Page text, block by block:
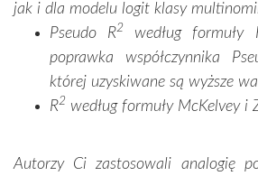
jak i dla modelu logit klasy
Pseudo R2
według
poprawka współczynnika
której uzyskiwane są wyższe
R2 według formuły McKelvey i
Autorzy Ci zastosowali analogię